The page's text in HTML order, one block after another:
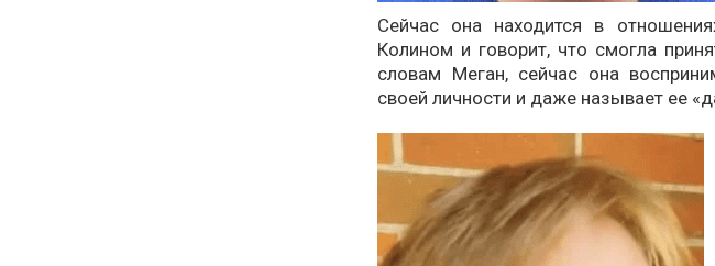
Сейчас она находится в
Колином и говорит, что смогла
словам Меган, сейчас она
своей личности и даже называет ее